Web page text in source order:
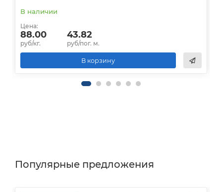
В наличии
Цена:
88.00
руб/кг.
43.82
руб/пог. м.
В корзину
Популярные предложения